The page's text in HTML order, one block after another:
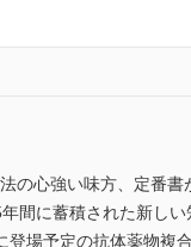
の心強い味方、定番書
間に蓄積された新し
登場予定の抗体薬物複